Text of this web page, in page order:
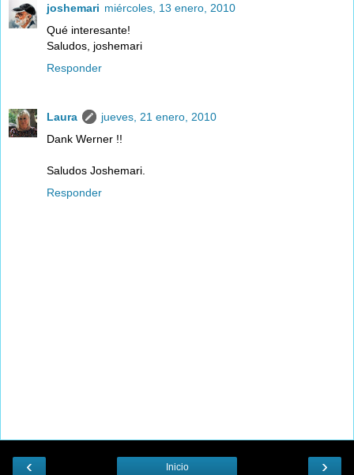
joshemari miércoles, 13 enero, 2010
Qué interesante!
Saludos, joshemari
Responder
Laura
jueves, 21 enero, 2010
Dank Werner !!
Saludos Joshemari.
Responder
‹ ›
Inicio